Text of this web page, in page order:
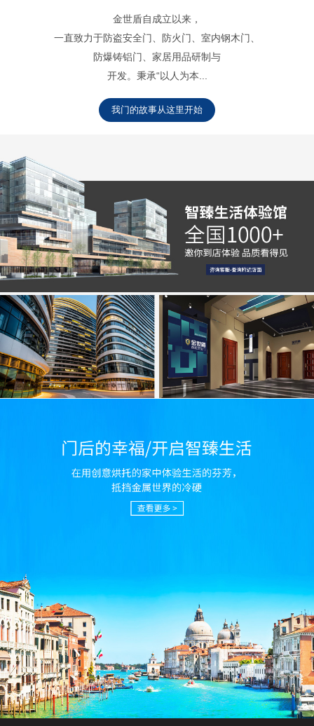
金世盾自成立以来，
一直致力于防盗安全门、防火门、室内钢木门、
防爆铸铝门、家居用品研制与
开发。秉承“以人为本...
我门的故事从这里开始